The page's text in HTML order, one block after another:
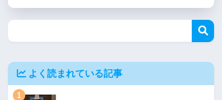
よく読まれている記事
1